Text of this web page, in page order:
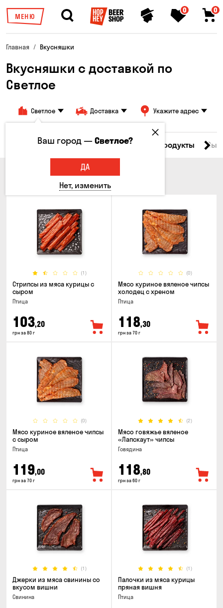
МЕНЮ
0 0
Главная Вкусняшки
Вкусняшки c доставкой по
Светлое
Светлое Доставка Укажите адрес
Все товары Мясо Рыба Морепродукты
(1)
Стрипсы из мяса курицы с
сыром
Птица
103,20
грн за 80 г
(0)
Мясо куриное вяленое чипсы
холодец с хреном
Птица
118,30
грн за 70 г
(0)
Мясо куриное вяленое чипсы
с сыром
Птица
119,00
грн за 70 г
(2)
Мясо говяжье вяленое
«Лапскаут» чипсы
Говядина
118,80
грн за 60 г
(1)
Джерки из мяса свинины со
вкусом вишни
Свинина
(1)
Палочки из мяса курицы
пряная вишня
Птица
Ваш город —Светлое?
ДА
Нет, изменить